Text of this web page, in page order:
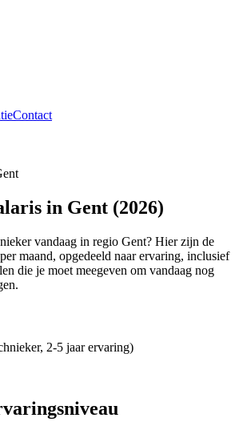
Contact
in Gent (2026)
vandaag in regio Gent? Hier zijn de
maand, opgedeeld naar ervaring, inclusief
die je moet meegeven om vandaag nog
, 2-5 jaar ervaring)